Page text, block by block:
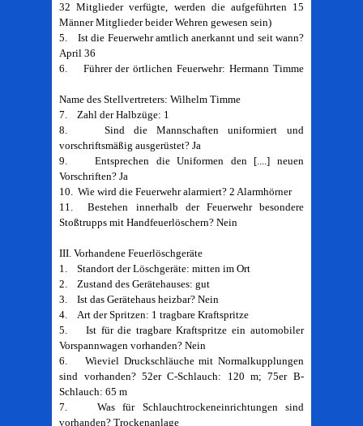
32 Mitglieder verfügte, werden die aufgeführten 15
Männer Mitglieder beider Wehren gewesen sein)
5. Ist die Feuerwehr amtlich anerkannt und seit wann?
April 36
6. Führer der örtlichen Feuerwehr: Hermann Timme
Name des Stellvertreters: Wilhelm Timme
7. Zahl der Halbzüge: 1
8. Sind die Mannschaften uniformiert und
vorschriftsmäßig ausgerüstet? Ja
9. Entsprechen die Uniformen den [....] neuen
Vorschriften? Ja
10. Wie wird die Feuerwehr alarmiert? 2 Alarmhörner
11. Bestehen innerhalb der Feuerwehr besondere
Stoßtrupps mit Handfeuerlöschern? Nein
III. Vorhandene Feuerlöschgeräte
1. Standort der Löschgeräte: mitten im Ort
2. Zustand des Gerätehauses: gut
3. Ist das Gerätehaus heizbar? Nein
4. Art der Spritzen: 1 tragbare Kraftspritze
5. Ist für die tragbare Kraftspritze ein automobiler
Vorspannwagen vorhanden? Nein
6. Wieviel Druckschläuche mit Normalkupplungen
sind vorhanden? 52er C-Schlauch: 120 m; 75er B-
Schlauch: 65 m
7. Was für Schlauchtrockeneinrichtungen sind
vorhanden? Trockenanlage